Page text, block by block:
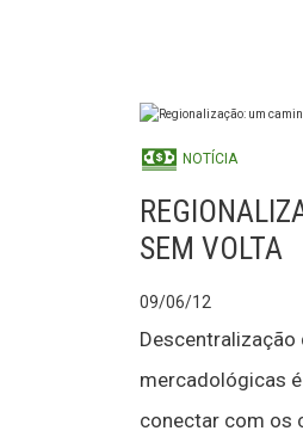
NOTÍCIA
SEM VOLTA
09/06/12
mercadológicas
conectar com os